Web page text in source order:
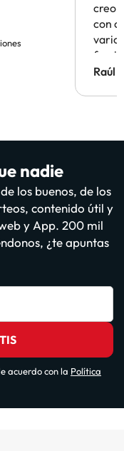
creo
con
Hotel
Raúl
nadie
los buenos, de los
contenido útil y
y App. 200 mil
¿te apuntas
acuerdo con la Política